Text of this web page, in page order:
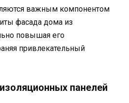
важным компонентом
фасада дома из
повышая его
привлекательный
панелей